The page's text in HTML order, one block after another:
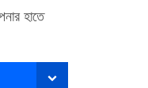
হাতে